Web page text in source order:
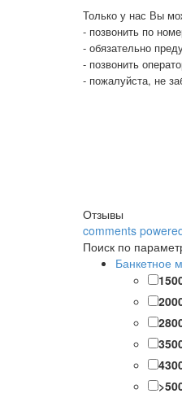
Только у нас Вы
- позвонить по
- обязательно
- позвонить
- пожалуйста, не
Отзывы
comments
Поиск по
Банкетное